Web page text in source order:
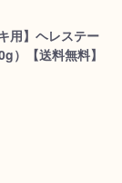
用】ヘレステー
【送料無料】